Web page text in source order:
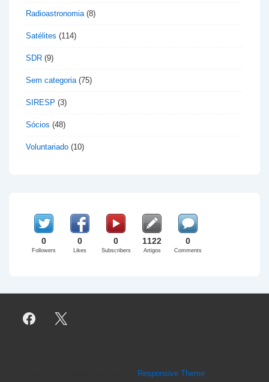
Radioastronomia (8)
Satélites (114)
SDR (9)
Sem categoria (75)
SIRESP (3)
Sócios (48)
Voluntariado (10)
0
Followers
0
Likes
0
Subscribers
1122
Artigos
0
Comments
Responsive Theme